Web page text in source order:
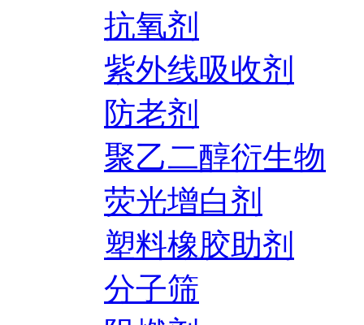
抗氧剂
紫外线吸收剂
防老剂
聚乙二醇衍生物
荧光增白剂
塑料橡胶助剂
分子筛